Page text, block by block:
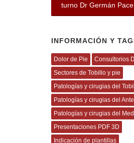
turno Dr Germán Pace
INFORMACIÓN Y
Dolor de Pie
Consultorios
Sectores de Tobillo y pie
Patologías y cirugias del
Patologías y cirugias del
Patologías y cirugias del
Presentaciones PDF 3D
Indicación de plantillas